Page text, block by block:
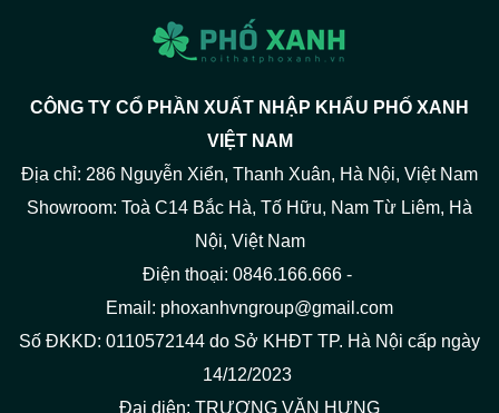
CÔNG TY CỔ PHẦN XUẤT NHẬP KHẨU PHỐ XANH
VIỆT NAM
Địa chỉ: 286 Nguyễn Xiển, Thanh Xuân, Hà Nội, Việt Nam
Showroom: Toà C14 Bắc Hà, Tố Hữu, Nam Từ Liêm, Hà
Nội, Việt Nam
Điện thoại: 0846.166.666 -
Email: phoxanhvngroup@gmail.com
Số ĐKKD: 0110572144 do Sở KHĐT TP. Hà Nội cấp ngày
14/12/2023
Đại diện: TRƯƠNG VĂN HƯNG